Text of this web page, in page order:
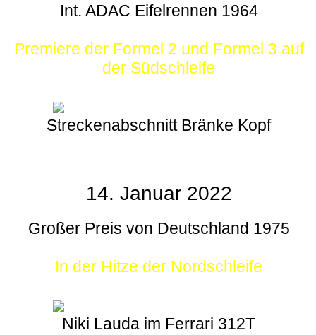
Int. ADAC Eifelrennen 1964
Premiere der Formel 2 und Formel 3 auf
der Südschleife
Streckenabschnitt Bränke Kopf
14. Januar 2022
Großer Preis von Deutschland 1975
In der Hitze der Nordschleife
Niki Lauda im Ferrari 312T